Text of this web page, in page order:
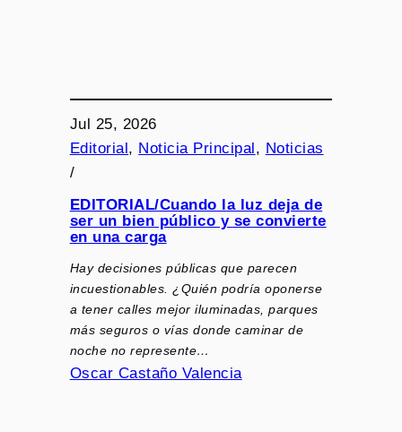
Jul 25, 2026
Editorial, Noticia Principal, Noticias
/
EDITORIAL/Cuando la luz deja de
ser un bien público y se convierte
en una carga
Hay decisiones públicas que parecen
incuestionables. ¿Quién podría oponerse
a tener calles mejor iluminadas, parques
más seguros o vías donde caminar de
noche no represente…
Oscar Castaño Valencia